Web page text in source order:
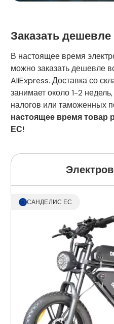
Заказать дешевле
В настоящее время
можно заказать дешевле
AliExpress. Доставка со
занимает около 1-2
налогов или таможенных
настоящее время товар
ЕС!
САНДЕЛИС ЕС